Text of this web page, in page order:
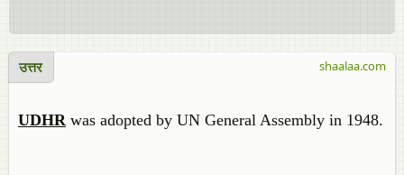
उत्तर
UDHRwas adopted by UN General Assembly in 1948.
shaalaa.com